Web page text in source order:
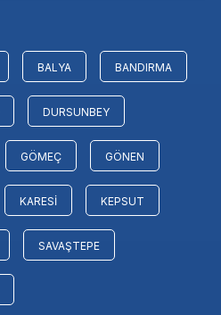
BALYA BANDIRMA
DURSUNBEY
GÖMEÇ GÖNEN
KARESI KEPSUT
SAVAŞTEPE